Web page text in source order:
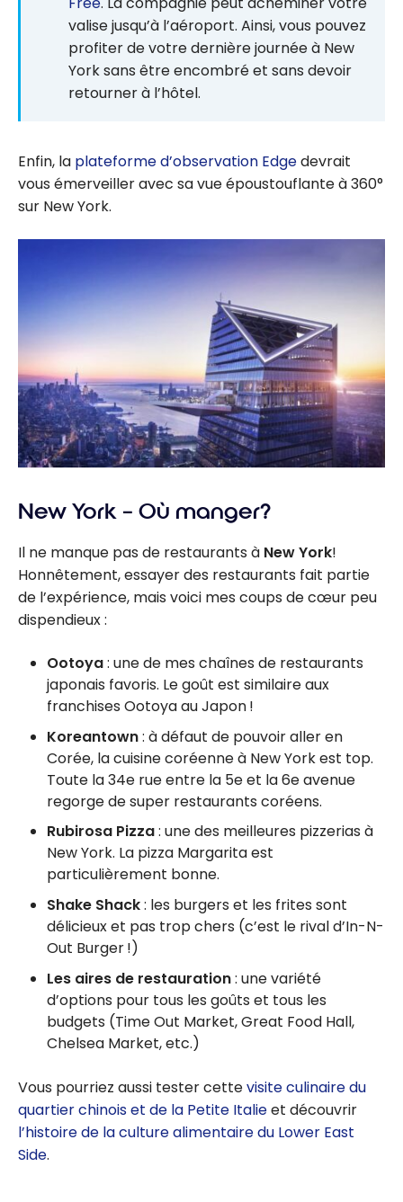
valise jusqu’à l’aéroport. Ainsi, vous pouvez
profiter de votre dernière journée à New
York sans être encombré et sans devoir
retourner à l’hôtel.
Enfin, la plateforme d’observation Edgedevrait
vous émerveiller avec sa vue époustouflante à 360°
sur New York.
New York – Où manger?
Il ne manque pas de restaurants à New York!
Honnêtement, essayer des restaurants fait partie
de l’expérience, mais voici mes coups de cœur peu
dispendieux :
Ootoya: une de mes chaînes de restaurants
japonais favoris. Le goût est similaire aux
franchises Ootoya au Japon !
Koreantown: à défaut de pouvoir aller en
Corée, la cuisine coréenne à New York est top.
Toute la 34e rue entre la 5e et la 6e avenue
regorge de super restaurants coréens.
Rubirosa Pizza: une des meilleures pizzerias à
New York. La pizza Margarita est
particulièrement bonne.
Shake Shack: les burgers et les frites sont
délicieux et pas trop chers (c’est le rival d’In-N-
Out Burger !)
Les aires de restauration: une variété
d’options pour tous les goûts et tous les
budgets (Time Out Market, Great Food Hall,
Chelsea Market, etc.)
Vous pourriez aussi tester cettevisite culinaire du
quartier chinois et de la Petite Italieet découvrir
l’histoire de la culture alimentaire du Lower East
Side.